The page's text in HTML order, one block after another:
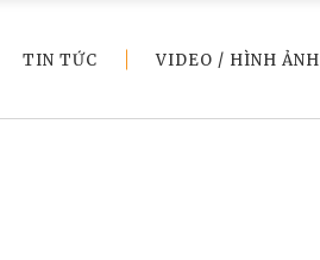
TIN TỨC VIDEO / HÌNH ẢNH